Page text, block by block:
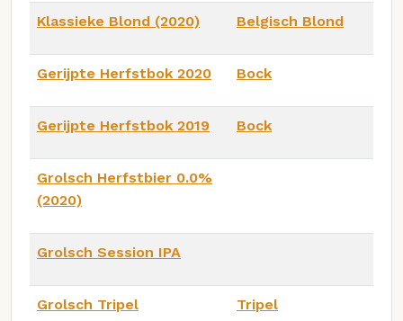
Klassieke Blond (2020) Belgisch Blond
Gerijpte Herfstbok 2020 Bock
Gerijpte Herfstbok 2019 Bock
Grolsch Herfstbier 0.0%
(2020)
Grolsch Session IPA
Grolsch Tripel Tripel